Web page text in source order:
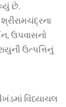
છે.
ઉપવાસનો
ઉત્પત્તિનું
વિંધ્યાચલ